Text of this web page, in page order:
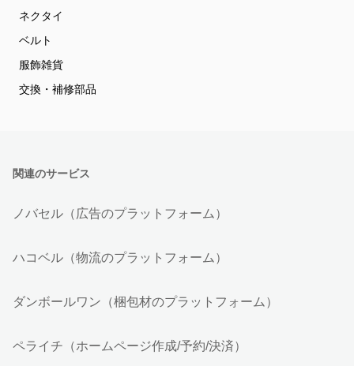
ネクタイ
ベルト
服飾雑貨
交換・補修部品
関連のサービス
ノバセル（広告のプラットフォーム）
ハコベル（物流のプラットフォーム）
ダンボールワン（梱包材のプラットフォーム）
ペライチ（ホームページ作成/予約/決済）